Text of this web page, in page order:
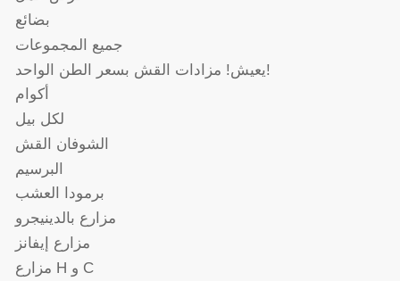
بضائع
جميع المجموعات
يعيش! مزادات القش بسعر الطن الواحد!
أكوام
لكل بيل
الشوفان القش
البرسيم
برمودا العشب
مزارع بالدينيجرو
مزارع إيفانز
مزارع H و C